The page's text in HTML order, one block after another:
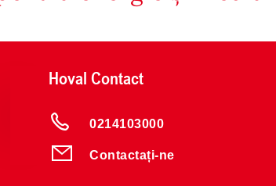
Hoval Contact
0214103000
Contactați-ne